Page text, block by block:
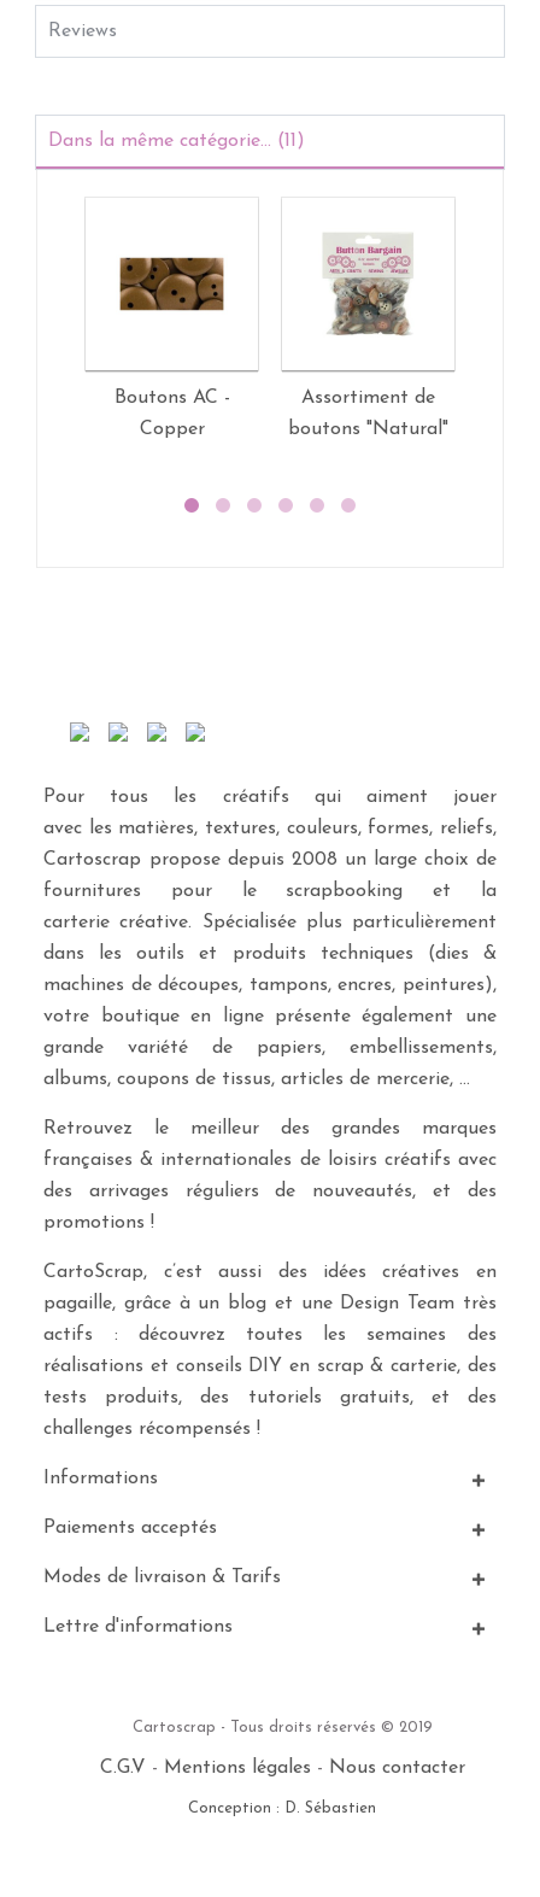
Reviews
Dans la même catégorie... (11)
Boutons AC -
Copper
Assortiment de
boutons "Natural"
Pour tous les créatifs qui aiment jouer
avec les matières, textures, couleurs, formes, reliefs,
Cartoscrap propose depuis 2008 un large choix de
fournitures pour le scrapbooking et la
carterie créative. Spécialisée plus particulièrement
dans les outils et produits techniques (dies &
machines de découpes, tampons, encres, peintures),
votre boutique en ligne présente également une
grande variété de papiers, embellissements,
albums, coupons de tissus, articles de mercerie, …
Retrouvez le meilleur des grandes marques
françaises & internationales de loisirs créatifs avec
des arrivages réguliers de nouveautés, et des
promotions !
CartoScrap, c’est aussi des idées créatives en
pagaille, grâce à un blog et une Design Team très
actifs : découvrez toutes les semaines des
réalisations et conseils DIY en scrap & carterie, des
tests produits, des tutoriels gratuits, et des
challenges récompensés !
Informations
Paiements acceptés
Modes de livraison & Tarifs
Lettre d'informations
Cartoscrap - Tous droits réservés © 2019
C.G.V - Mentions légales - Nous contacter
Conception : D. Sébastien